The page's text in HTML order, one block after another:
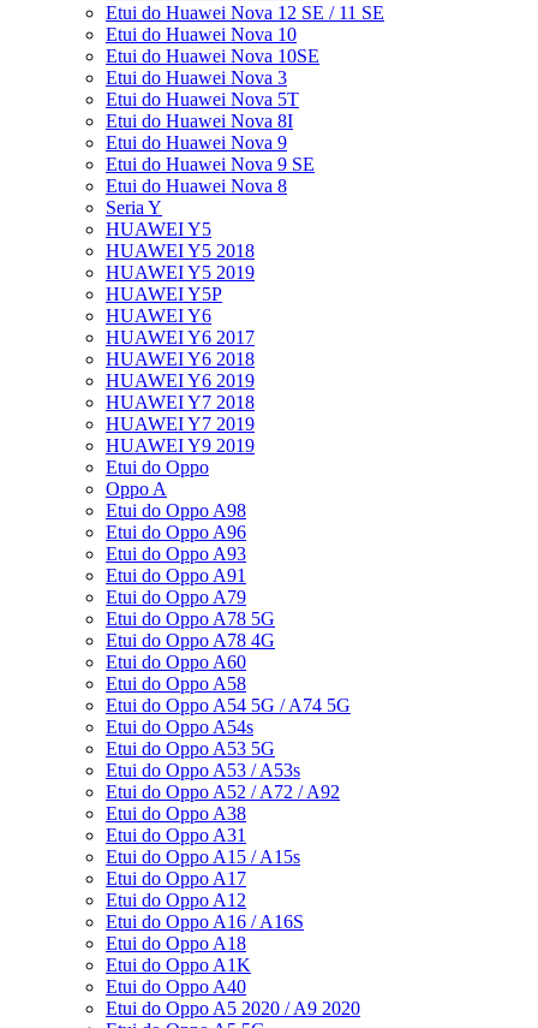
Etui do Huawei Nova 12 SE / 11 SE
Etui do Huawei Nova 10
Etui do Huawei Nova 10SE
Etui do Huawei Nova 3
Etui do Huawei Nova 5T
Etui do Huawei Nova 8I
Etui do Huawei Nova 9
Etui do Huawei Nova 9 SE
Etui do Huawei Nova 8
Seria Y
HUAWEI Y5
HUAWEI Y5 2018
HUAWEI Y5 2019
HUAWEI Y5P
HUAWEI Y6
HUAWEI Y6 2017
HUAWEI Y6 2018
HUAWEI Y6 2019
HUAWEI Y7 2018
HUAWEI Y7 2019
HUAWEI Y9 2019
Etui do Oppo
Oppo A
Etui do Oppo A98
Etui do Oppo A96
Etui do Oppo A93
Etui do Oppo A91
Etui do Oppo A79
Etui do Oppo A78 5G
Etui do Oppo A78 4G
Etui do Oppo A60
Etui do Oppo A58
Etui do Oppo A54 5G / A74 5G
Etui do Oppo A54s
Etui do Oppo A53 5G
Etui do Oppo A53 / A53s
Etui do Oppo A52 / A72 / A92
Etui do Oppo A38
Etui do Oppo A31
Etui do Oppo A15 / A15s
Etui do Oppo A17
Etui do Oppo A12
Etui do Oppo A16 / A16S
Etui do Oppo A18
Etui do Oppo A1K
Etui do Oppo A40
Etui do Oppo A5 2020 / A9 2020